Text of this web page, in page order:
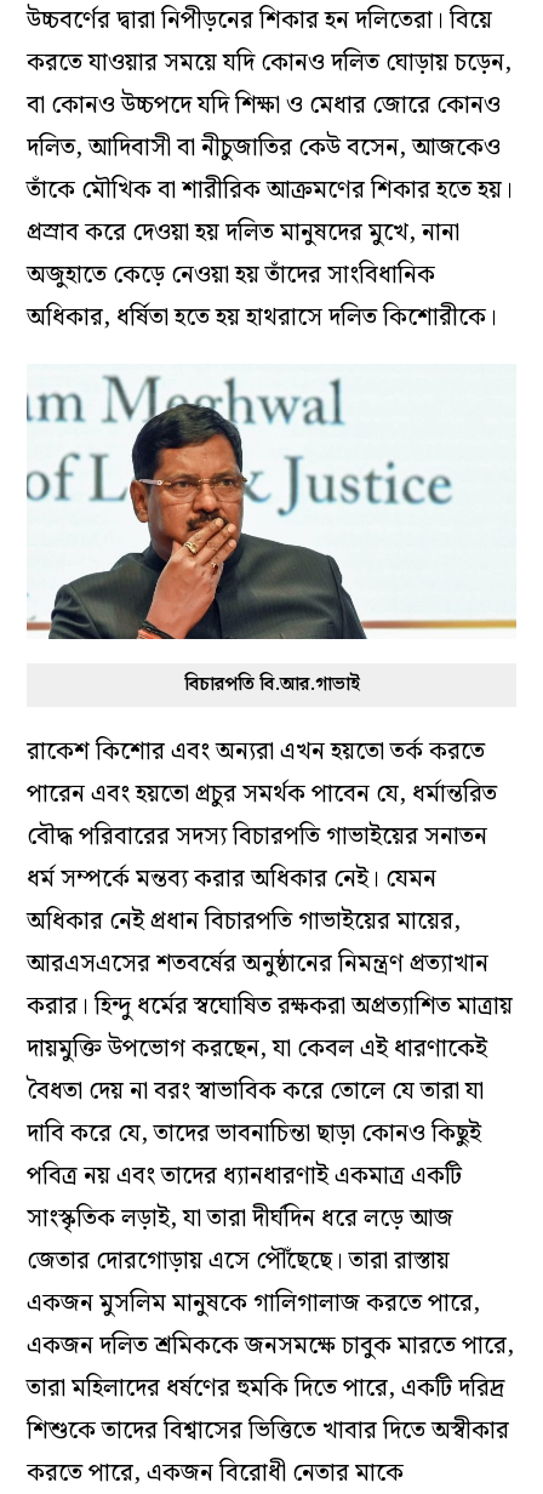
উচ্চবর্ণের দ্বারা নিপীড়নের শিকার হন দলিতেরা। বিয়ে
করতে যাওয়ার সময়ে যদি কোনও দলিত ঘোড়ায় চড়েন,
বা কোনও উচ্চপদে যদি শিক্ষা ও মেধার জোরে কোনও
দলিত, আদিবাসী বা নীচুজাতির কেউ বসেন, আজকেও
তাঁকে মৌখিক বা শারীরিক আক্রমণের শিকার হতে হয়।
প্রস্রাব করে দেওয়া হয় দলিত মানুষদের মুখে, নানা
অজুহাতে কেড়ে নেওয়া হয় তাঁদের সাংবিধানিক
অধিকার, ধর্ষিতা হতে হয় হাথরাসে দলিত কিশোরীকে।
বিচারপতি বি.আর.গাভাই
রাকেশ কিশোর এবং অন্যরা এখন হয়তো তর্ক করতে
পারেন এবং হয়তো প্রচুর সমর্থক পাবেন যে, ধর্মান্তরিত
বৌদ্ধ পরিবারের সদস্য বিচারপতি গাভাইয়ের সনাতন
ধর্ম সম্পর্কে মন্তব্য করার অধিকার নেই। যেমন
অধিকার নেই প্রধান বিচারপতি গাভাইয়ের মায়ের,
আরএসএসের শতবর্ষের অনুষ্ঠানের নিমন্ত্রণ প্রত্যাখান
করার। হিন্দু ধর্মের স্বঘোষিত রক্ষকরা অপ্রত্যাশিত মাত্রায়
দায়মুক্তি উপভোগ করছেন, যা কেবল এই ধারণাকেই
বৈধতা দেয় না বরং স্বাভাবিক করে তোলে যে তারা যা
দাবি করে যে, তাদের ভাবনাচিন্তা ছাড়া কোনও কিছুই
পবিত্র নয় এবং তাদের ধ্যানধারণাই একমাত্র একটি
সাংস্কৃতিক লড়াই, যা তারা দীর্ঘদিন ধরে লড়ে আজ
জেতার দোরগোড়ায় এসে পৌঁছেছে। তারা রাস্তায়
একজন মুসলিম মানুষকে গালিগালাজ করতে পারে,
একজন দলিত শ্রমিককে জনসমক্ষে চাবুক মারতে পারে,
তারা মহিলাদের ধর্ষণের হুমকি দিতে পারে, একটি দরিদ্র
শিশুকে তাদের বিশ্বাসের ভিত্তিতে খাবার দিতে অস্বীকার
করতে পারে, একজন বিরোধী নেতার মাকে